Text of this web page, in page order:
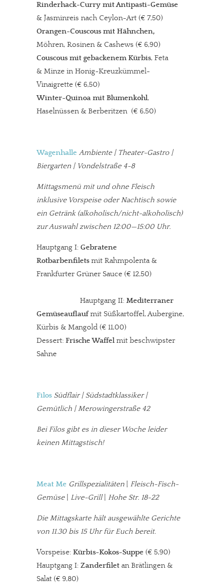
Rinderhack-Curry mit Antipasti-Gemüse
& Jasminreis nach Ceylon-Art (€ 7,50)
Orangen-Couscous mit Hähnchen,
Möhren, Rosinen & Cashews (€ 6,90)
Couscous mit gebackenem Kürbis, Feta
& Minze in Honig-Kreuzkümmel-
Vinaigrette (€ 6,50)
Winter-Quinoa mit Blumenkohl,
Haselnüssen & Berberitzen (€ 6,50)
Wagenhalle Ambiente | Theater-Gastro |
Biergarten | Vondelstraße 4-8
Mittagsmenü mit und ohne Fleisch
inklusive Vorspeise oder Nachtisch sowie
ein Getränk (alkoholisch/nicht-alkoholisch)
zur Auswahl zwischen 12:00—15:00 Uhr.
Hauptgang I: Gebratene
Rotbarbenfilets mit Rahmpolenta &
Frankfurter Grüner Sauce (€ 12,50)
Hauptgang II: Mediterraner
Gemüseauflaufmit Süßkartoffel, Aubergine,
Kürbis & Mangold (€ 11,00)
Dessert: Frische Waffelmit beschwipster
Sahne
Filos Südflair | Südstadtklassiker |
Gemütlich | Merowingerstraße 42
Bei Filos gibt es in dieser Woche leider
keinen Mittagstisch!
Meat Me Grillspezialitäten
Fleisch-Fisch-
Gemüse| Live-Grill| Hohe Str. 18-22
Die Mittagskarte hält ausgewählte Gerichte
von 11.30 bis 15 Uhr für Euch bereit.
Vorspeise: Kürbis-Kokos-Suppe (€ 5,90)
Hauptgang I: Zanderfilet an Brätlingen &
Salat (€ 9,80)